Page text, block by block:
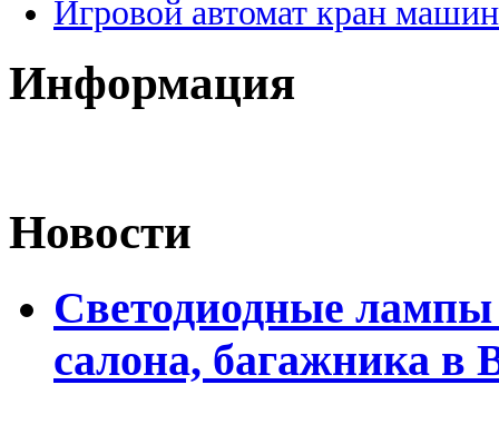
Игровой автомат кран
Информация
Новости
Светодиодные лампы
салона, багажника в